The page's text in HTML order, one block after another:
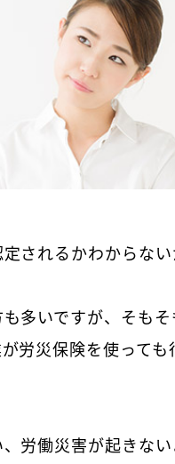
されるかわからない
多いですが、そも
労災保険を使って
労働災害が起きな